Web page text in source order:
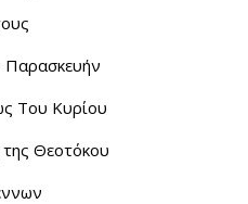
Παρασκευήν
Του Κυρίου
Θεοτόκου